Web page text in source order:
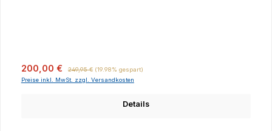
Verkaufspreis:
200,00 € 249,95 € (19.98% gespart)
Preise inkl. MwSt. zzgl. Versandkosten
Details